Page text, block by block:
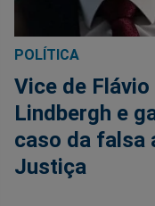
POLÍTICA
Vice de
Lindbergh e
caso da falsa
Justiça